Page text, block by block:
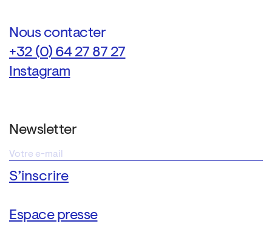
Nous contacter
+32 (0) 64 27 87 27
Instagram
Newsletter
Espace presse